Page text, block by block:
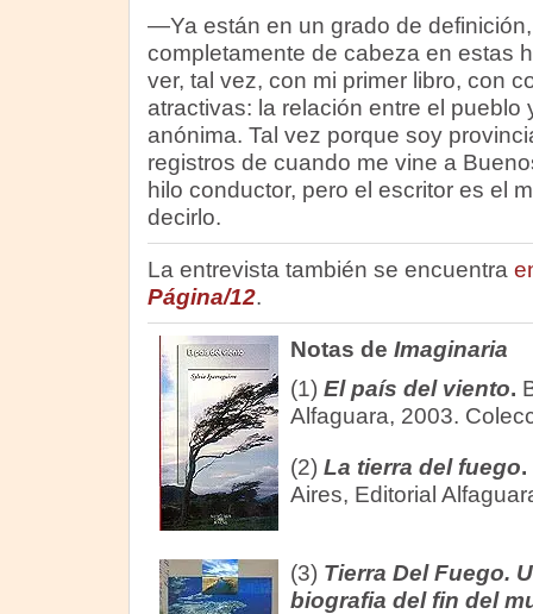
—Ya están en un grado de
completamente de cabeza en estas
ver, tal vez, con mi primer libro, con
atractivas: la relación entre el pueblo
anónima. Tal vez porque soy
registros de cuando me vine a
hilo conductor, pero el escritor es el
decirlo.
La entrevista también se encuentra
Página/12.
Notas de Imaginaria
(1) El país del viento.
Alfaguara, 2003.
(2) La tierra del fuego.
Aires, Editorial
(3) Tierra Del Fuego.
biografia del fin del